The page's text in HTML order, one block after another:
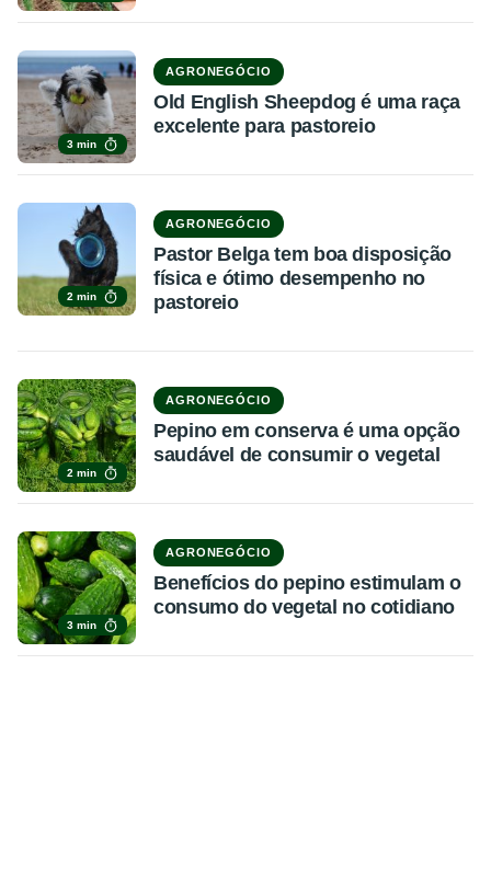
3 min
AGRONEGÓCIO
Old English Sheepdog é uma raça
excelente para pastoreio
2 min
AGRONEGÓCIO
Pastor Belga tem boa disposição
física e ótimo desempenho no
pastoreio
2 min
AGRONEGÓCIO
Pepino em conserva é uma opção
saudável de consumir o vegetal
3 min
AGRONEGÓCIO
Benefícios do pepino estimulam o
consumo do vegetal no cotidiano